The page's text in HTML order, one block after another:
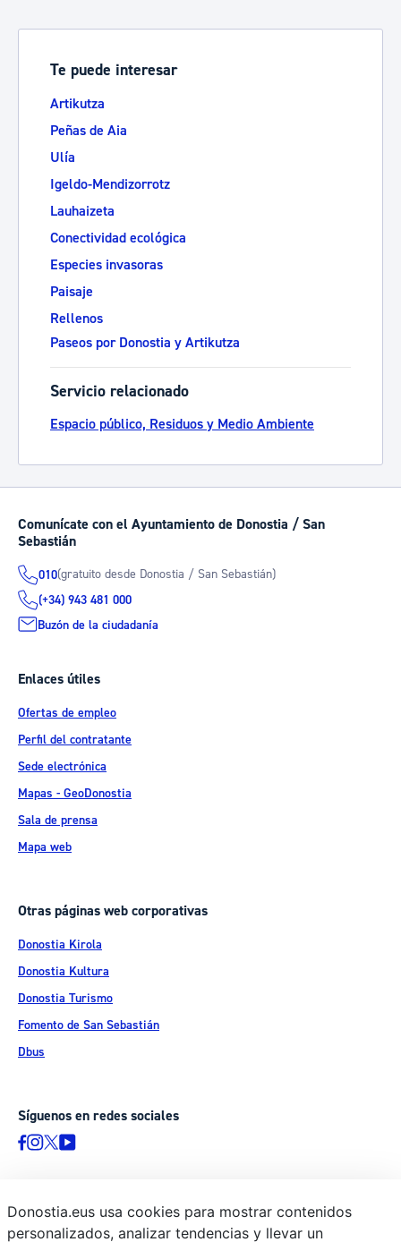
Te puede interesar
Artikutza
Peñas de Aia
Ulía
Igeldo-Mendizorrotz
Lauhaizeta
Conectividad ecológica
Especies invasoras
Paisaje
Rellenos
Paseos por Donostia y Artikutza
Servicio relacionado
Espacio público, Residuos y Medio Ambiente
Comunícate con el Ayuntamiento de Donostia / San
Sebastián
010(gratuito desde Donostia / San Sebastián)
(+34) 943 481 000
Buzón de la ciudadanía
Enlaces útiles
Ofertas de empleo
Perfil del contratante
Sede electrónica
Mapas - GeoDonostia
Sala de prensa
Mapa web
Otras páginas web corporativas
Donostia Kirola
Donostia Kultura
Donostia Turismo
Fomento de San Sebastián
Dbus
Síguenos en redes sociales
© Donostiako Udala - Ayuntamiento de Donostia / San Sebastián
Donostia.eus usa cookies para mostrar contenidos
personalizados, analizar tendencias y llevar un